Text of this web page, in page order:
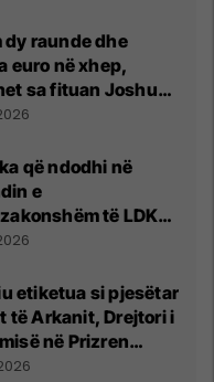
dy raunde dhe
euro në xhep,
sa fituan Joshua
që ndodhi në
e
të LDK-
etiketua si pjesëtar
të Arkanit, Drejtori i
në Prizren
pretendimet